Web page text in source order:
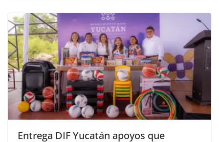
Entrega DIF Yucatán apoyos que